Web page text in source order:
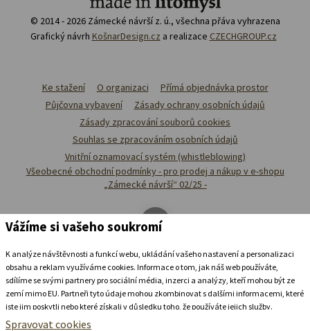
© 2014 - 2026 Zámecké návrší z. ú., všechna přáva vyhrazena
Grafický návrh KošnarDesign.cz a realizace CZECHGROUP.cz
Ke stažení O organizaci
Přímá objednávka prostor
Půjčovna vybavení
Zásady ochrany osobních údajů
Zásady zpracování souborů cookies
Souhlas se zpracováním osobních údajů
Vnitřní oznamovací systém (whistleblowing)
Všeobecné obchodní podmínky - pro prodej a nákup v e-shopu
„Zámecké návrší“ 02/25 -
Vážíme si vašeho soukromí
K analýze návštěvnosti a funkcí webu, ukládání vašeho nastavení a personalizaci
obsahu a reklam využíváme cookies. Informace o tom, jak náš web používáte,
sdílíme se svými partnery pro sociální média, inzerci a analýzy, kteří mohou být ze
zemí mimo EU. Partneři tyto údaje mohou zkombinovat s dalšími informacemi, které
jste jim poskytli nebo které získali v důsledku toho, že používáte jejich služby.
Podrobné informace
Spravovat cookies